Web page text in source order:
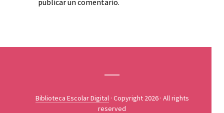
publicar un comentario.
Biblioteca Escolar Digital· Copyright 2026 · All rights
reserved